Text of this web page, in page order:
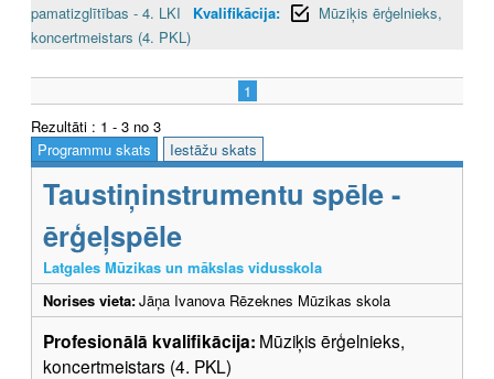
pamatizglītības - 4. LKI
Kvalifikācija:
Mūziķis ērģelnieks,
koncertmeistars (4. PKL)
1
Rezultāti : 1 - 3 no 3
Programmu skats
Iestāžu skats
Taustiņinstrumentu spēle -
ērģeļspēle
Latgales Mūzikas un mākslas vidusskola
Norises vieta:Jāņa Ivanova Rēzeknes Mūzikas skola
Profesionālā kvalifikācija: Mūziķis ērģelnieks,
koncertmeistars (4. PKL)